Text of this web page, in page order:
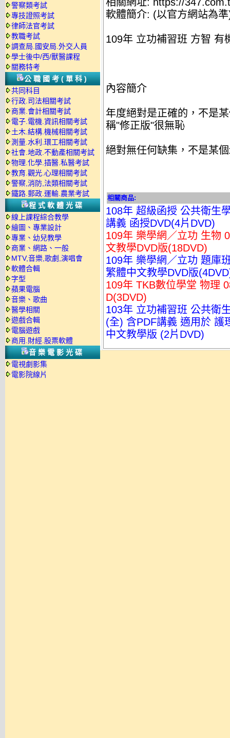
警察類考試
專技證照考試
律師法官考試
教職考試
調查局.國安局.外交人員
學士後中/西/獸醫課程
關務特考
公職國考(單科)
共同科目
行政.司法相關考試
商業.會計相關考試
電子.電機.資訊相關考試
土木.結構.機械相關考試
測量.水利.環工相關考試
社會.地政.不動產相關考試
物理.化學.插醫.私醫考試
教育.觀光.心理相關考試
警察,消防,法類相關考試
鐵路.郵政.運輸.農業考試
程式軟體光碟
線上課程綜合教學
繪圖、專業設計
專業、幼兒教學
商業、網路、一般
MTV,音樂,歌劇,演唱會
軟體合輯
字型
蘋果電腦
音樂、歌曲
醫學相關
遊戲合輯
電腦遊戲
商用.財經.股票軟體
音樂電影光碟
電視劇影集
電影院線片
軟體簡介: (以官方網站為
109年 立功補習班 方智 有
內容簡介
年度絕對是正確的，不是
稱"修正版"很無恥
絕對無任何缺集，不是某
相關商品:
108年 超級函授 公共衛生
講義 函授DVD(4片DVD)
109年 樂學網／立功 生物
文教學DVD版(18DVD)
109年 樂學網／立功 題庫
繁體中文教學DVD版
109年 TKB數位學堂 物理
D(3DVD)
103年 立功補習班 公共衛
(全) 含PDF講義 適用於 護
中文教學版 (2片DVD)